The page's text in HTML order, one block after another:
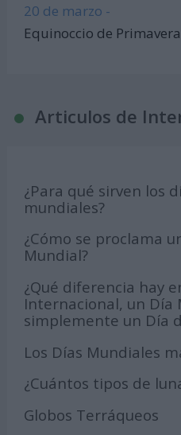
20 de marzo -
Equinoccio de Primavera
Articulos de
¿Para qué sirven los
mundiales?
¿Cómo se proclama
Mundial?
¿Qué diferencia hay
Internacional, un Día
simplemente un Día
Los Días Mundiales
¿Cuántos tipos de
Globos Terráqueos